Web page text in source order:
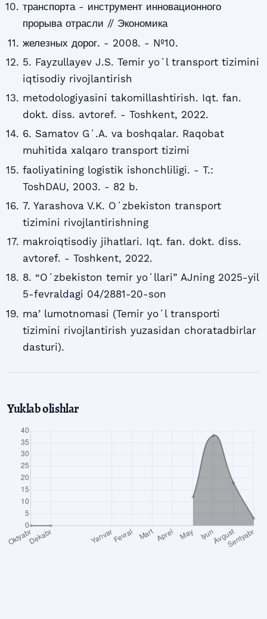
транспорта - инструмент инновационного
прорыва отрасли // Экономика
железных дорог. - 2008. - №10.
5. Fayzullayev J.S. Temir yoʻl transport tizimini
iqtisodiy rivojlantirish
metodologiyasini takomillashtirish. Iqt. fan.
dokt. diss. avtoref. - Toshkent, 2022.
6. Samatov Gʻ.A. va boshqalar. Raqobat
muhitida xalqaro transport tizimi
faoliyatining logistik ishonchliligi. - T.:
ToshDAU, 2003. - 82 b.
7. Yarashova V.K. Oʻzbekiston transport
tizimini rivojlantirishning
makroiqtisodiy jihatlari. Iqt. fan. dokt. diss.
avtoref. - Toshkent, 2022.
8. “Oʻzbekiston temir yoʻllari” AJning 2025-yil
5-fevraldagi 04/2881-20-son
maʼlumotnomasi (Temir yoʻl transporti
tizimini rivojlantirish yuzasidan choratadbirlar
dasturi).
Yuklab olishlar